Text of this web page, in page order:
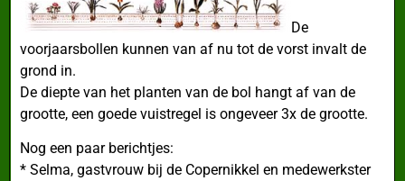
De
voorjaarsbollen kunnen van af nu tot de vorst invalt de
grond in.
De diepte van het planten van de bol hangt af van de
grootte, een goede vuistregel is ongeveer 3x de grootte.
Nog een paar berichtjes:
* Selma, gastvrouw bij de Copernikkel en medewerkster